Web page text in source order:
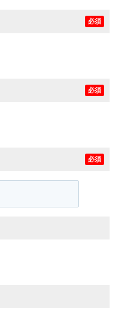
必須
必須
必須